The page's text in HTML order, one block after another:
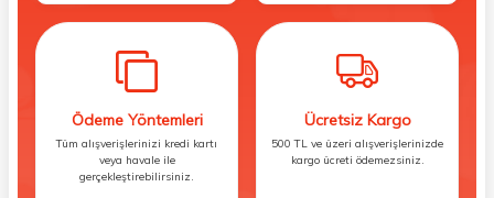
Ödeme Yöntemleri
Tüm alışverişlerinizi kredi kartı
veya havale ile
gerçekleştirebilirsiniz.
Ücretsiz Kargo
500 TL ve üzeri alışverişlerinizde
kargo ücreti ödemezsiniz.